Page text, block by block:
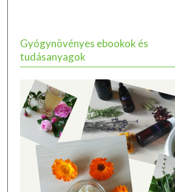
Gyógynövényes ebookok és
tudásanyagok